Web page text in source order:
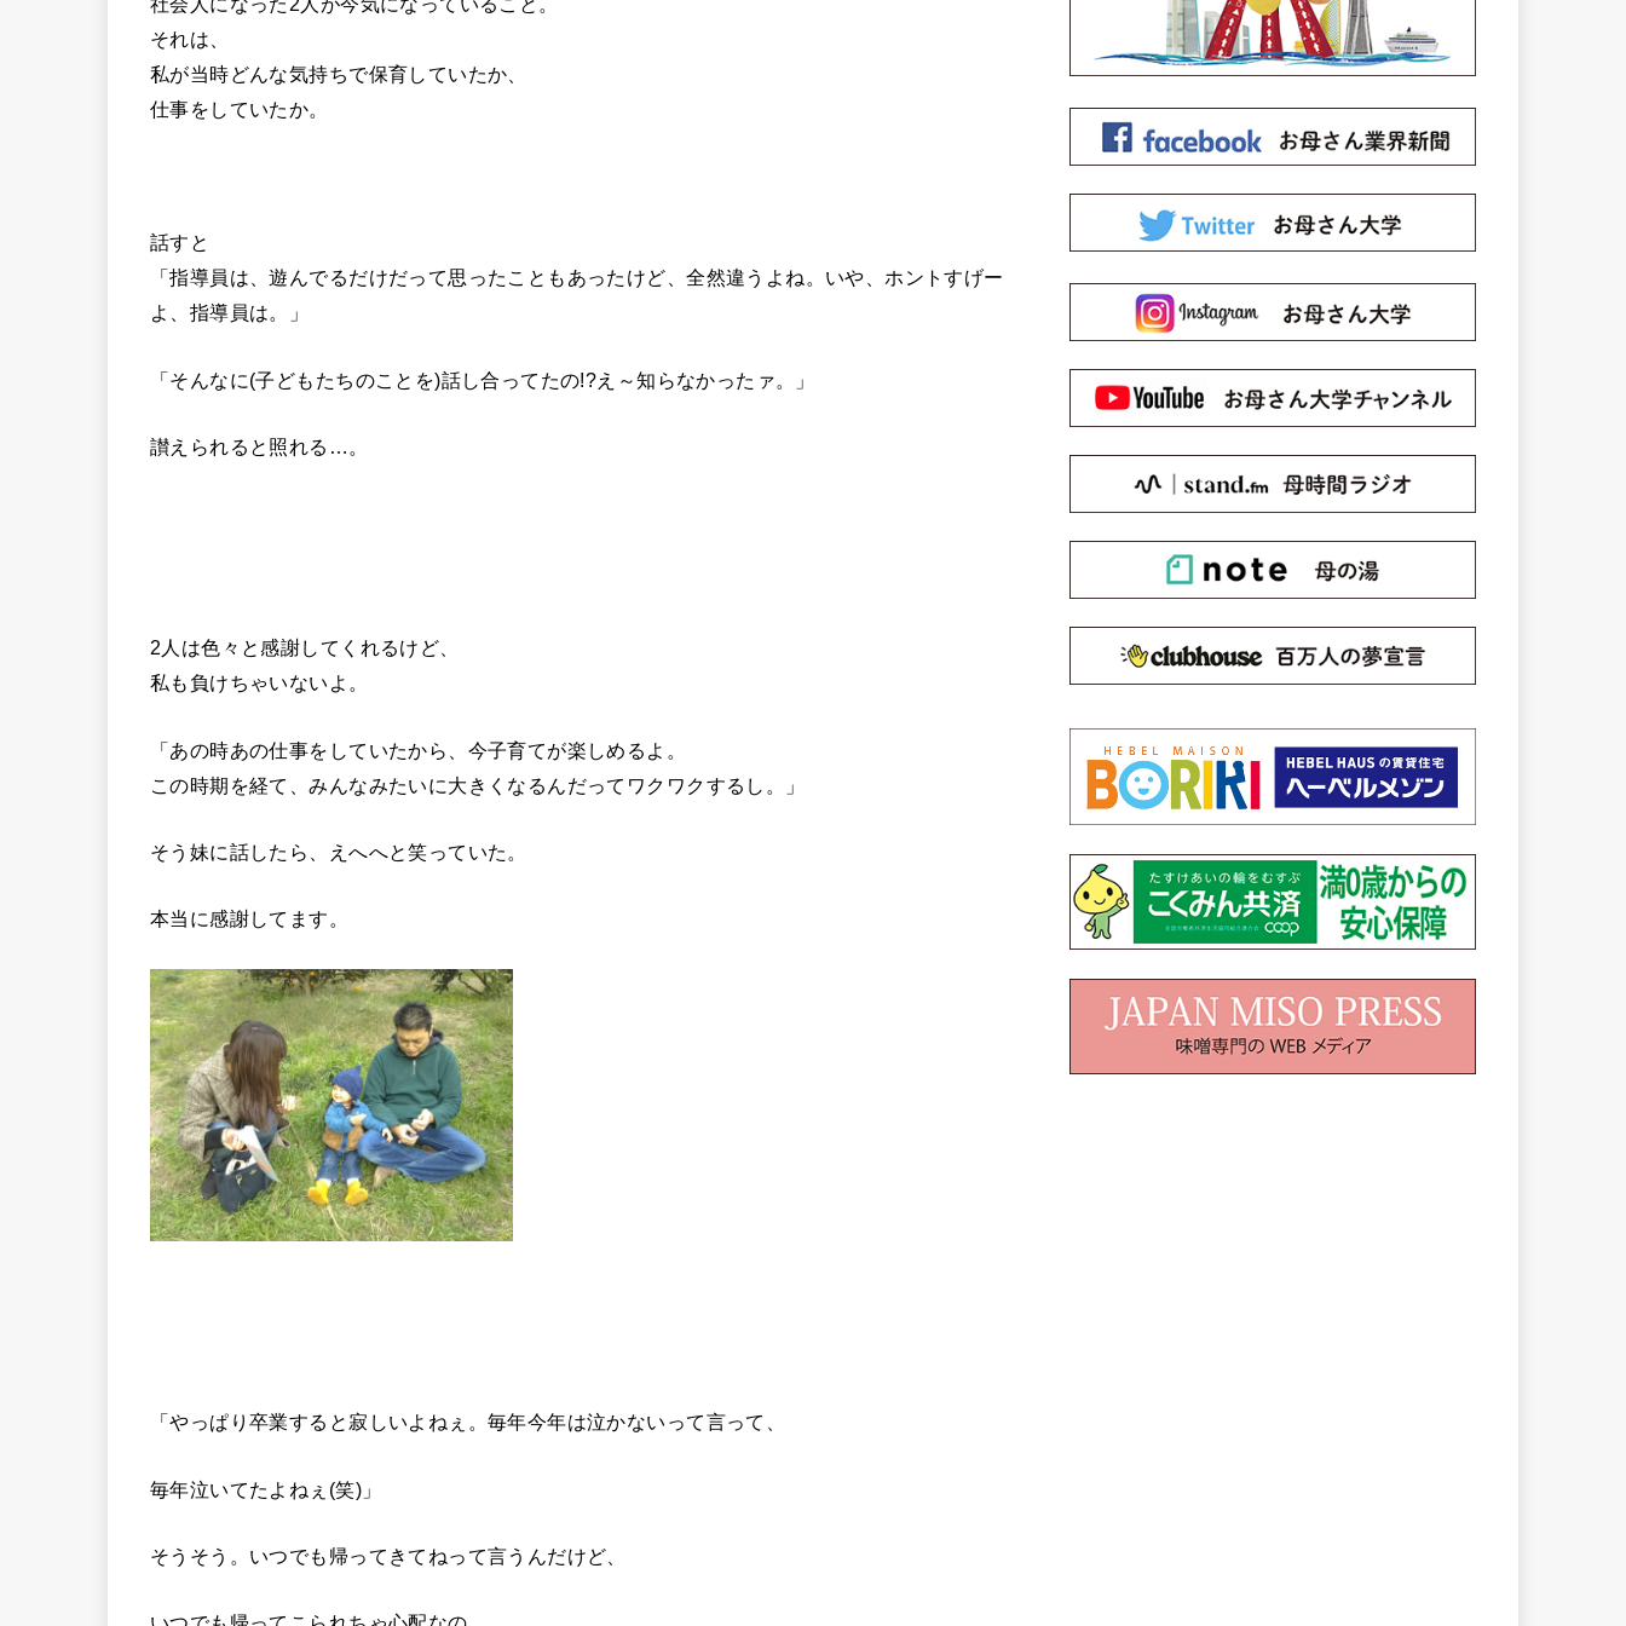
それは、
私が当時どんな気持ちで保育していたか、
仕事をしていたか。
話すと
「指導員は、遊んでるだけだって思ったこともあったけど、全然違うよね。いや、ホントすげー
よ、指導員は。」
「そんなに(子どもたちのことを)話し合ってたの!?え～知らなかったァ。」
讃えられると照れる…。
2人は色々と感謝してくれるけど、
私も負けちゃいないよ。
「あの時あの仕事をしていたから、今子育てが楽しめるよ。
この時期を経て、みんなみたいに大きくなるんだってワクワクするし。」
そう妹に話したら、えへへと笑っていた。
本当に感謝してます。
「やっぱり卒業すると寂しいよねぇ。毎年今年は泣かないって言って、
毎年泣いてたよねぇ(笑)」
そうそう。いつでも帰ってきてねって言うんだけど、